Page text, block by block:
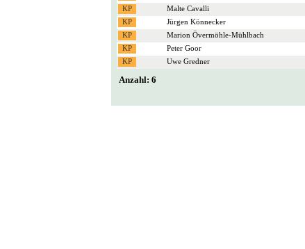
Malte Cavalli
Jürgen Könnecker
Marion Övermöhle-Mühlbach
Peter Goor
Uwe Gredner
Anzahl: 6